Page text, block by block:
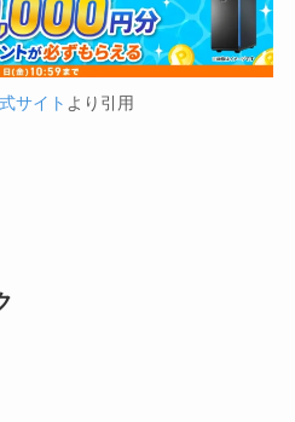
サイト より引用